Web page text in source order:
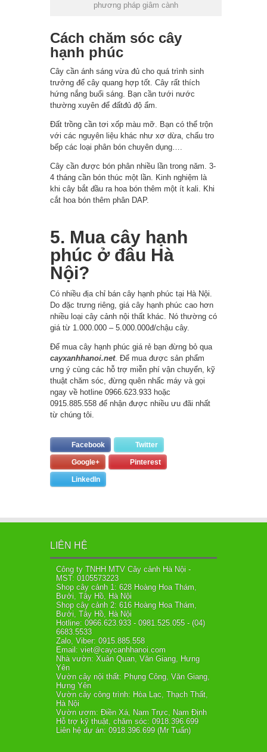
phương pháp giâm cành
Cách chăm sóc cây
hạnh phúc
Cây cần ánh sáng vừa đủ cho quá trình sinh
trưởng để cây quang hợp tốt. Cây rất thích
hứng nắng buổi sáng. Bạn cần tưới nước
thường xuyên để đấtđủ độ ẩm.
Đất trồng cần tơi xốp màu mỡ. Bạn có thể trộn
với các nguyên liệu khác như xơ dừa, chấu tro
bếp các loại phân bón chuyên dụng….
Cây cần được bón phân nhiều lần trong năm. 3-
4 tháng cần bón thúc một lần. Kinh nghiệm là
khi cây bắt đầu ra hoa bón thêm một ít kali. Khi
cắt hoa bón thêm phân DAP.
5. Mua cây hạnh
phúc ở đâu Hà
Nội?
Có nhiều địa chỉ bán cây hạnh phúc tại Hà Nội.
Do đặc trưng riêng, giá cây hạnh phúc cao hơn
nhiều loại cây cảnh nội thất khác. Nó thường có
giá từ 1.000.000 – 5.000.000đ/chậu cây.
Để mua cây hạnh phúc giá rẻ bạn đừng bỏ qua
cayxanhhanoi.net. Để mua được sản phẩm
ưng ý cùng các hỗ trợ miễn phí vận chuyển, kỹ
thuật chăm sóc, đừng quên nhấc máy và gọi
ngay về hotline 0966.623.933 hoặc
0915.885.558 để nhận được nhiều ưu đãi nhất
từ chúng tôi.
Facebook Twitter
Google+ Pinterest
LinkedIn
LIÊN HỆ
Công ty TNHH MTV Cây cảnh Hà Nội -
MST: 0105573223
Shop cây cảnh 1: 628 Hoàng Hoa Thám,
Bưởi, Tây Hồ, Hà Nội
Shop cây cảnh 2: 616 Hoàng Hoa Thám,
Bưởi, Tây Hồ, Hà Nội
Hotline: 0966.623.933 - 0981.525.055 - (04)
6683.5533
Zalo, Viber: 0915.885.558
Email: viet@caycanhhanoi.com
Nhà vườn: Xuân Quan, Văn Giang, Hưng
Yên
Vườn cây nội thất: Phụng Công, Văn Giang,
Hưng Yên
Vườn cây công trình: Hòa Lạc, Thạch Thất,
Hà Nội
Vườn ươm: Điền Xá, Nam Trực, Nam Định
Hỗ trợ kỹ thuật, chăm sóc: 0918.396.699
Liên hệ dự án: 0918.396.699 (Mr Tuấn)